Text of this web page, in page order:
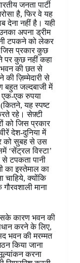
जनता पार्टी
है, फिर वे यह
देना नहीं है। यही
अपना ड्रीम
टपकने को लेकर
जिस प्रकार कुछ
पर कुछ नहीं कहा
की छत से
ज़िम्मेदारी से
बहुत जल्दबाजी में
एक-एक रुपया
यह स्पष्ट
रहे। सेफ़्टी
को जिस प्रकार
देश-दुनिया में
को सुबह से उस
‘सेंट्रल विस्टा’
टपकता पानी
का इस्तेमाल का
चाहिये, क्योंकि
माना
कारण भवन की
करने के लिए,
भवन की मरम्मत
किया जाना
करना